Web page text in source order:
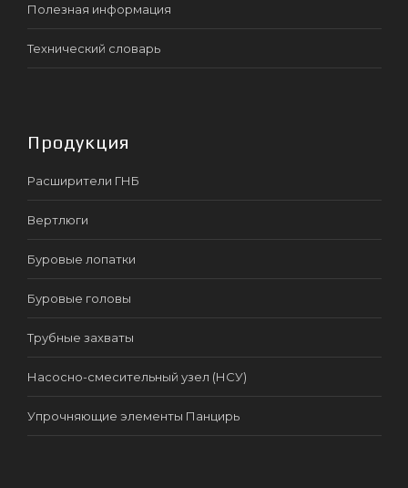
Полезная информация
Технический словарь
Продукция
Расширители ГНБ
Вертлюги
Буровые лопатки
Буровые головы
Трубные захваты
Насосно-смесительный узел (НСУ)
Упрочняющие элементы Панцирь